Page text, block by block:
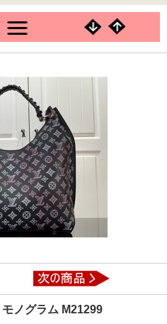
ノグラム M21299